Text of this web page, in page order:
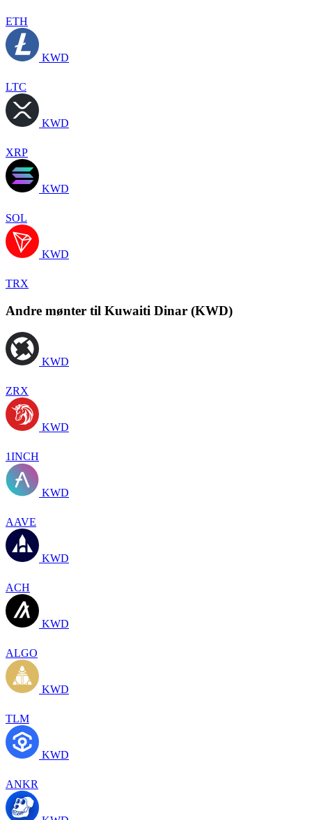
ETH
KWD
LTC
KWD
XRP
KWD
SOL
KWD
TRX
Andre mønter til Kuwaiti Dinar (KWD)
KWD
ZRX
KWD
1INCH
KWD
AAVE
KWD
ACH
KWD
ALGO
KWD
TLM
KWD
ANKR